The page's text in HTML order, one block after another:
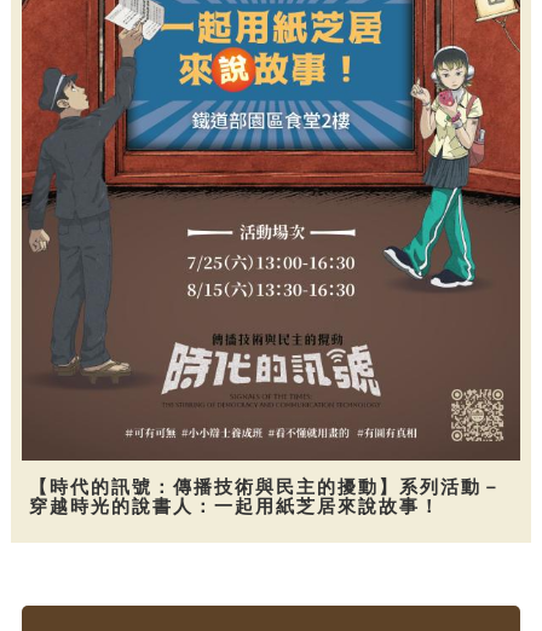
【時代的訊號：傳播技術與民主的擾動】系列活動－
穿越時光的說書人：一起用紙芝居來說故事！